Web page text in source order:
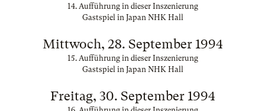
14. Aufführung in dieser Inszenierung
Gastspiel in Japan NHK Hall
Mittwoch, 28. September 1994
15. Aufführung in dieser Inszenierung
Gastspiel in Japan NHK Hall
Freitag, 30. September 1994